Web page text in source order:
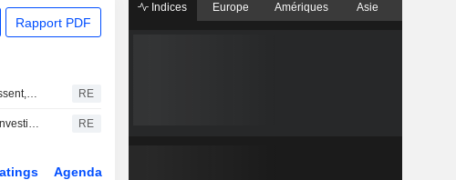
Rapport PDF
Les devises d'Amérique latine progressent, portées par des chiffres de l'emploi américain décevants qui pèsent sur le dollar RE
Colombie : Abelardo De La Espriella investi président avec la sécurité pour priorité RE
Agenda
Indices Europe Amériques Asie